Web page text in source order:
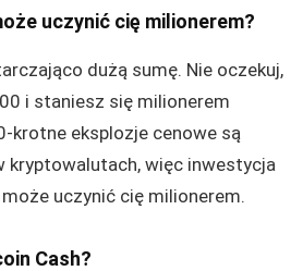
uczynić cię milionerem?
dużą sumę. Nie oczekuj,
i staniesz się milionerem
krotne eksplozje cenowe są
kryptowalutach, więc inwestycja
uczynić cię milionerem.
Cash?